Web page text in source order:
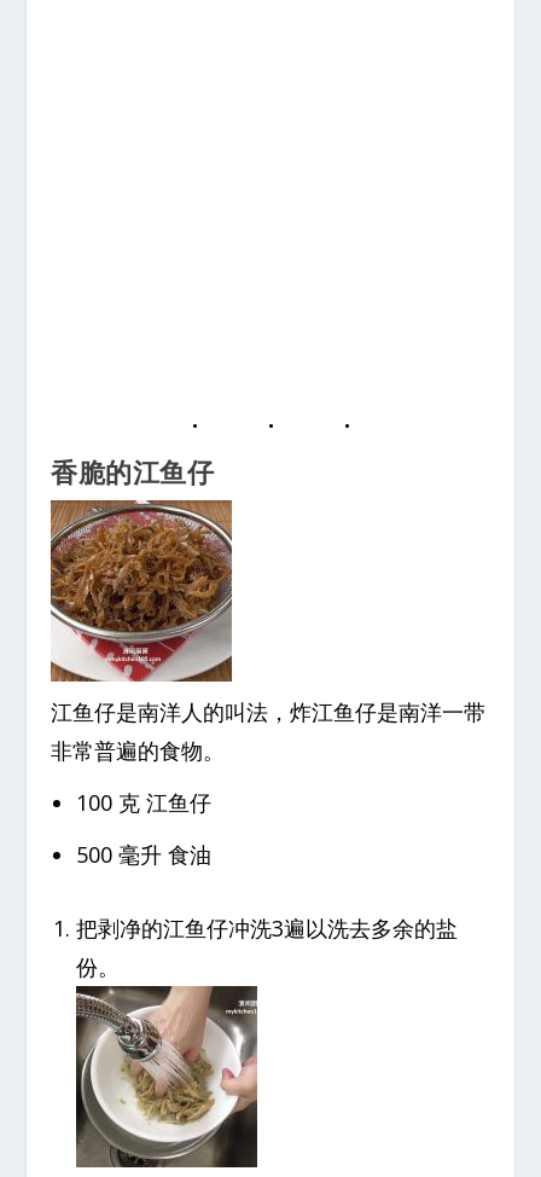
香脆的江鱼仔
江鱼仔是南洋人的叫法，炸江鱼仔是南洋一带
非常普遍的食物。
100 克 江鱼仔
500 毫升 食油
把剥净的江鱼仔冲洗3遍以洗去多余的盐
份。